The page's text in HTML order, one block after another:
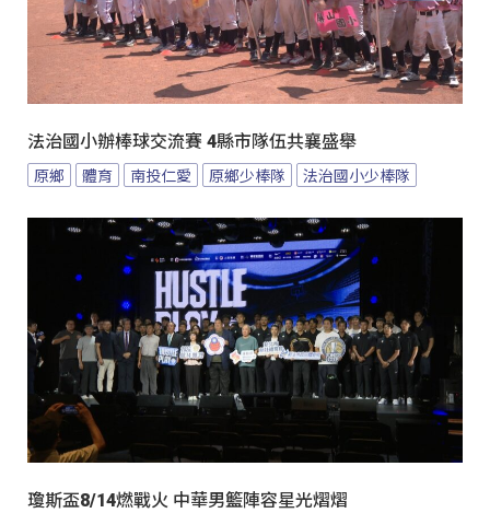
法治國小辦棒球交流賽 4縣市隊伍共襄盛舉
原鄉 體育 南投仁愛 原鄉少棒隊 法治國小少棒隊
瓊斯盃8/14燃戰火 中華男籃陣容星光熠熠